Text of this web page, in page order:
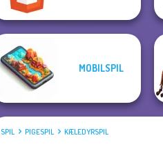
MOBILSPIL
SPIL PIGESPIL KÆLEDYRSPIL